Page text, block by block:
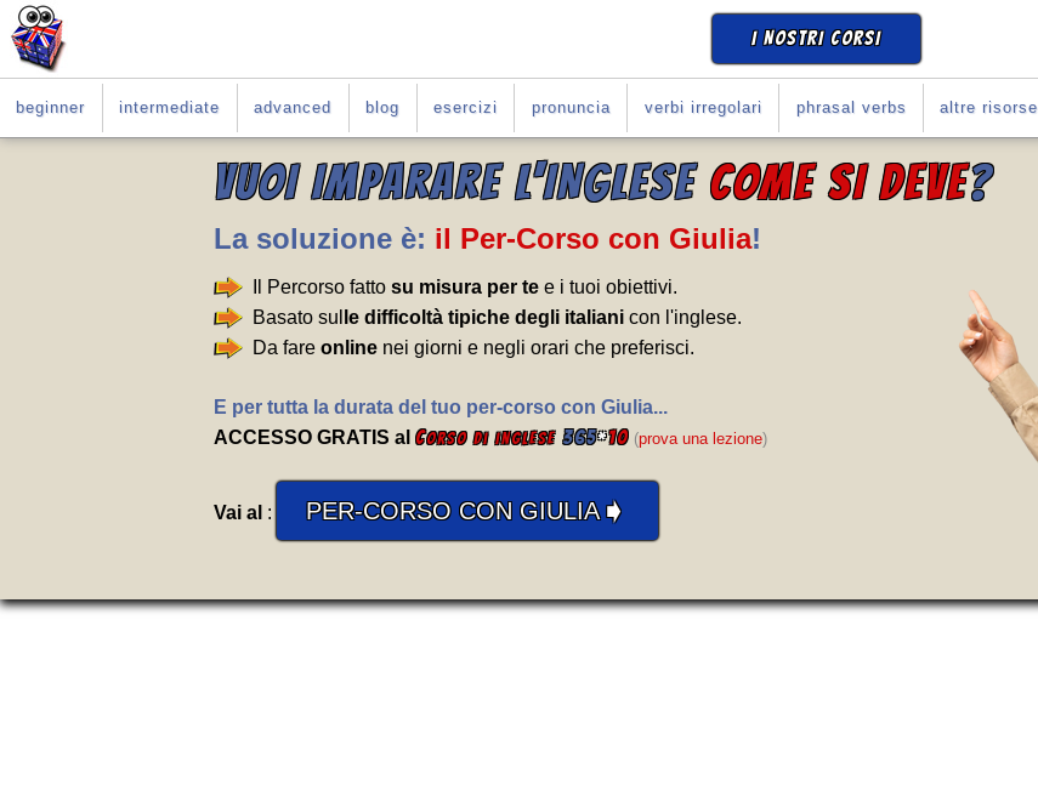
I NOSTRI CORSI
beginner intermediate advanced blog esercizi pronuncia verbi irregolari phrasal verbs altre risorse
VUOI IMPARARE L'INGLESE COME SI DEVE?
La soluzione è: il Per-Corso con Giulia!
Il Percorso fatto su misura per te e i tuoi obiettivi.
Basato sul le difficoltà tipiche degli italiani con l'inglese.
Da fare online nei giorni e negli orari che preferisci.
E per tutta la durata del tuo per-corso con Giulia...
ACCESSO GRATIS al Corso di inglese 365*10 (prova una lezione)
Vai al : PER-CORSO CON GIULIA➧